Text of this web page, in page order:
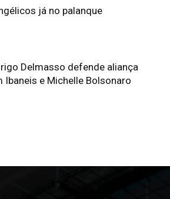
já no palanque
Delmasso defende aliança
Ibaneis e Michelle Bolsonaro